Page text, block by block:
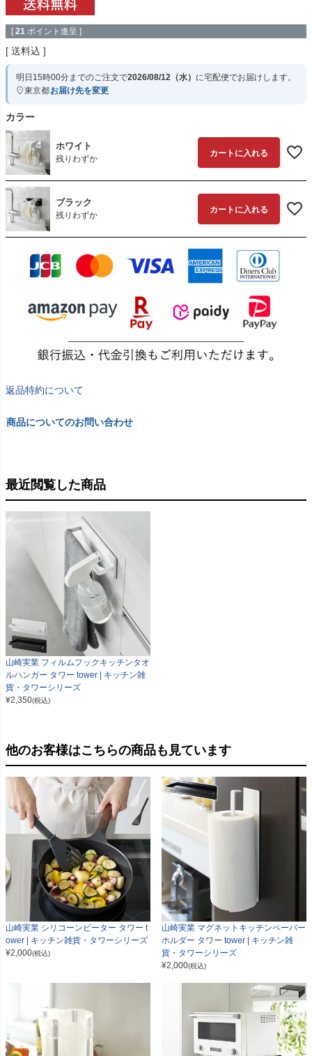
[ 21 ポイント進呈 ]
送料込
明日 15時00分までのご注文で2026/08/12（水） に宅配便でお届けします。
東京都お届け先を変更
カラー
ホワイト
残りわずか
カートに入れる
ブラック
残りわずか
カートに入れる
返品特約について
商品についてのお問い合わせ
最近閲覧した商品
山崎実業 フィルムフックキッチンタオ
ルハンガー タワー tower | キッチン雑
貨・タワーシリーズ
¥2,350(税込)
他のお客様はこちらの商品も見ています
山崎実業 シリコーンビーター タワー t
ower | キッチン雑貨・タワーシリーズ
¥2,000(税込)
山崎実業 マグネットキッチンペーパー
ホルダー タワー tower | キッチン雑
貨・タワーシリーズ
¥2,000(税込)